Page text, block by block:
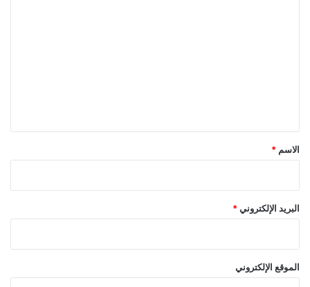
*
الاسم *
البريد الإلكتروني *
الموقع الإلكتروني